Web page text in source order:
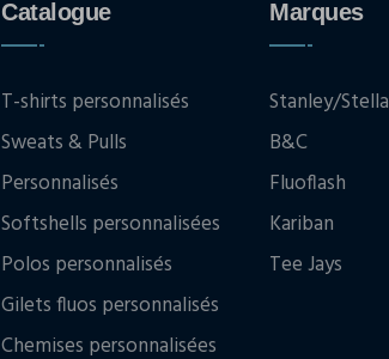
Catalogue
T-shirts personnalisés
Sweats & Pulls
Personnalisés
Softshells personnalisées
Polos personnalisés
Gilets fluos personnalisés
Chemises personnalisées
Marques
Stanley/Stella
B&C
Fluoflash
Kariban
Tee Jays